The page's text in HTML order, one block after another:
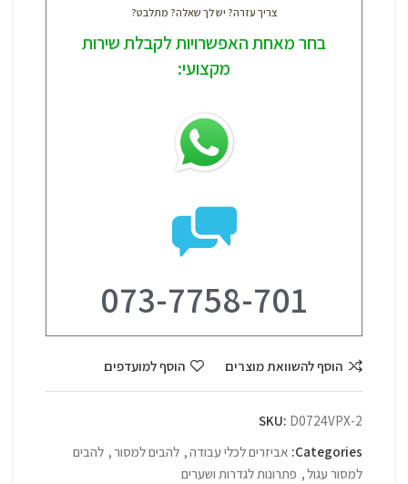
צריך עזרה? יש לך שאלה? מתלבט?
בחר מאחת האפשרויות לקבלת שירות
מקצועי:
073-7758-701
הוסף להשוואת מוצרים הוסף למועדפים
SKU: D0724VPX-2
Categories: אביזרים לכלי עבודה, להבים למסור, להבים
למסור עגול, פתרונות לגדרות ושערים